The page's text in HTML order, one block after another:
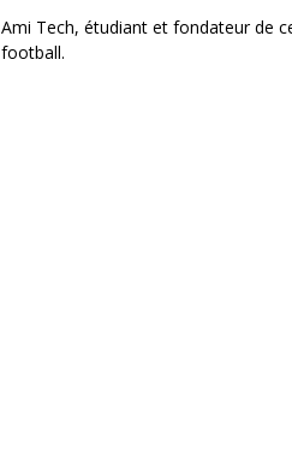
Ami Tech, étudiant et fondateur de
football.